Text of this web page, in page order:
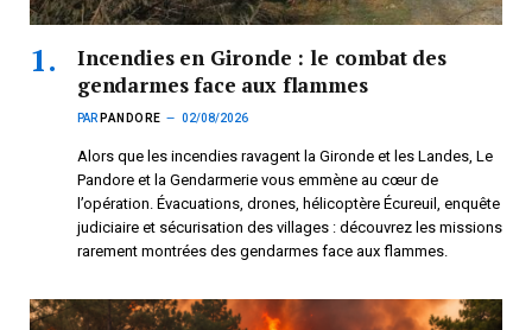
Incendies en Gironde : le combat des
gendarmes face aux flammes
PAR PANDORE 02/08/2026
Alors que les incendies ravagent la Gironde et les Landes, Le
Pandore et la Gendarmerie vous emmène au cœur de
l’opération. Évacuations, drones, hélicoptère Écureuil, enquête
judiciaire et sécurisation des villages : découvrez les missions
rarement montrées des gendarmes face aux flammes.